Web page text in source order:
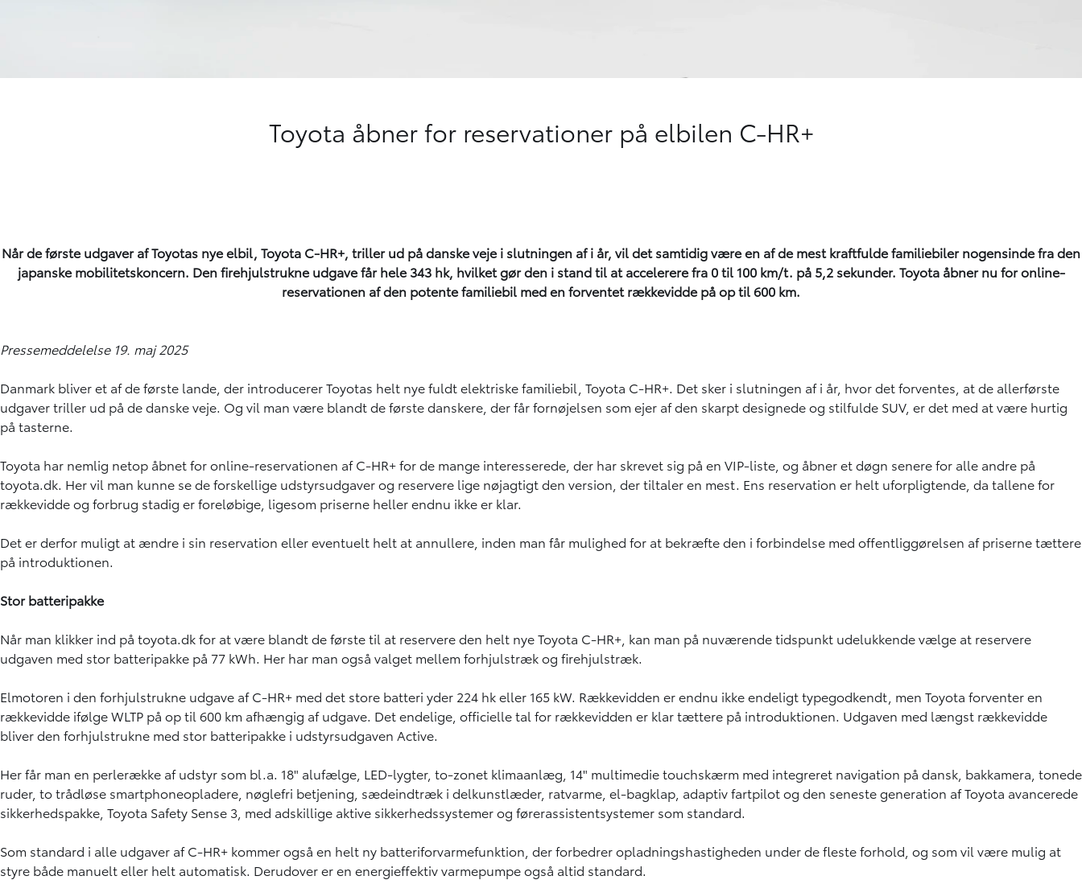
Toyota åbner for reservationer på elbilen C-HR+
Når de første udgaver af Toyotas nye elbil, Toyota C-HR+, triller ud på danske veje i slutningen af i år, vil det samtidig være en af de mest kraftfulde familiebiler nogensinde fra den
japanske mobilitetskoncern. Den firehjulstrukne udgave får hele 343 hk, hvilket gør den i stand til at accelerere fra 0 til 100 km/t. på 5,2 sekunder. Toyota åbner nu for online-
reservationen af den potente familiebil med en forventet rækkevidde på op til 600 km.
Pressemeddelelse 19. maj 2025
Danmark bliver et af de første lande, der introducerer Toyotas helt nye fuldt elektriske familiebil, Toyota C-HR+. Det sker i slutningen af i år, hvor det forventes, at de allerførste
udgaver triller ud på de danske veje. Og vil man være blandt de første danskere, der får fornøjelsen som ejer af den skarpt designede og stilfulde SUV, er det med at være hurtig
på tasterne.
Toyota har nemlig netop åbnet for online-reservationen afC-HR+for de mange interesserede, der har skrevet sig på en VIP-liste, og åbner et døgn senere for alle andre på
toyota.dk. Her vil man kunne se de forskellige udstyrsudgaver og reservere lige nøjagtigt den version, der tiltaler en mest. Ens reservation er helt uforpligtende, da tallene for
rækkevidde og forbrug stadig er foreløbige, ligesom priserne heller endnu ikke er klar.
Det er derfor muligt at ændre i sin reservation eller eventuelt helt at annullere, inden man får mulighed for at bekræfte den i forbindelse med offentliggørelsen af priserne tættere
på introduktionen.
Stor batteripakke
Når man klikker ind på toyota.dk for at være blandt de første til at reservere den helt nyeToyota C-HR+ , kan man på nuværende tidspunkt udelukkende vælge at reservere
udgaven med stor batteripakke på 77 kWh. Her har man også valget mellem forhjulstræk og firehjulstræk.
Elmotoren i den forhjulstrukne udgave af C-HR+ med det store batteri yder 224 hk eller 165 kW. Rækkevidden er endnu ikke endeligt typegodkendt, men Toyota forventer en
rækkevidde ifølge WLTP på op til 600 km afhængig af udgave. Det endelige, officielle tal for rækkevidden er klar tættere på introduktionen. Udgaven med længst rækkevidde
bliver den forhjulstrukne med stor batteripakke i udstyrsudgaven Active.
Her får man en perlerække af udstyr som bl.a. 18" alufælge, LED-lygter, to-zonet klimaanlæg, 14" multimedie touchskærm med integreret navigation på dansk, bakkamera, tonede
ruder, to trådløse smartphoneopladere, nøglefri betjening, sædeindtræk i delkunstlæder, ratvarme, el-bagklap, adaptiv fartpilot og den seneste generation af Toyota avancerede
sikkerhedspakke, Toyota Safety Sense 3, med adskillige aktive sikkerhedssystemer og førerassistentsystemer som standard.
Som standard i alle udgaver af C-HR+ kommer også en helt ny batteriforvarmefunktion, der forbedrer opladningshastigheden under de fleste forhold, og som vil være mulig at
styre både manuelt eller helt automatisk. Derudover er en energieffektiv varmepumpe også altid standard.